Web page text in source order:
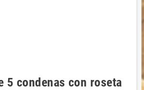
5 condenas con roseta